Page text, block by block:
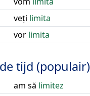
veți limita
vor limita
tijd (populair)
am să limitez